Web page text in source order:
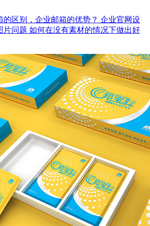
区别，企业邮箱的优势？ 企业官网设
片问题 如何在没有素材的情况下做出好